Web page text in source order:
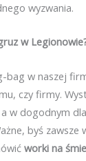
wyzwania.
w
bag w naszej
czy firmy.
w dogodnym
byś zawsze
worki na